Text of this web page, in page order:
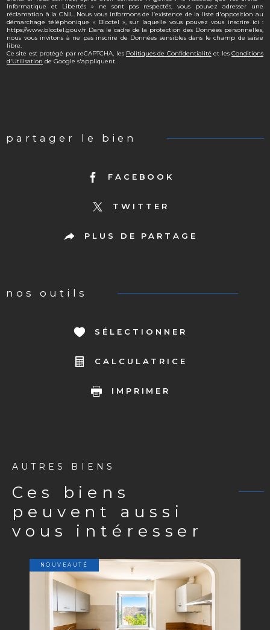
Informatique et Libertés » ne sont pas respectés, vous pouvez adresser une
réclamation à la CNIL. Nous vous informons de l’existence de la liste d'opposition au
démarchage téléphonique « Bloctel », sur laquelle vous pouvez vous inscrire ici :
https://www.bloctel.gouv.fr Dans le cadre de la protection des Données personnelles,
nous vous invitons à ne pas inscrire de Données sensibles dans le champ de saisie
libre.
Ce site est protégé par reCAPTCHA, les Politiques de Confidentialité et lesConditions
d'Utilisation de Google s'appliquent.
partager le bien
FACEBOOK
TWITTER
PLUS DE PARTAGE
nos outils
SÉLECTIONNER
CALCULATRICE
IMPRIMER
AUTRES BIENS
ces biens
peuvent aussi
vous intéresser
NOUVEAUTÉ
VOIR LE BIEN